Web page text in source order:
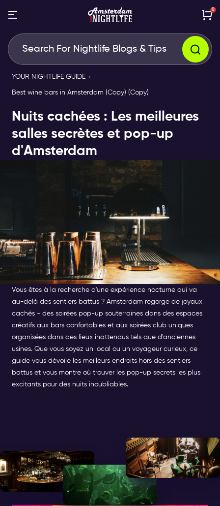
0
YOUR NIGHTLIFE GUIDE
Best wine bars in Amsterdam (Copy) (Copy)
Nuits cachées : Les meilleures
salles secrètes et pop-up
d'Amsterdam
Vous êtes à la recherche d'une expérience nocturne qui va
au-delà des sentiers battus ? Amsterdam regorge de joyaux
cachés - des soirées pop-up souterraines dans des espaces
créatifs aux bars confortables et aux soirées club uniques
organisées dans des lieux inattendus tels que d'anciennes
usines. Que vous soyez un local ou un voyageur curieux, ce
guide vous dévoile les meilleurs endroits hors des sentiers
battus et vous montre où trouver les pop-up secrets les plus
excitants pour des nuits inoubliables.